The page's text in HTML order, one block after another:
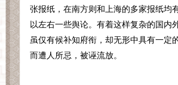
张报纸，在南方则和上海的多家报纸均
以左右一些舆论。有着这样复杂的国内
虽仅有候补知府衔，却无形中具有一定
而遭人所忌，被诬流放。